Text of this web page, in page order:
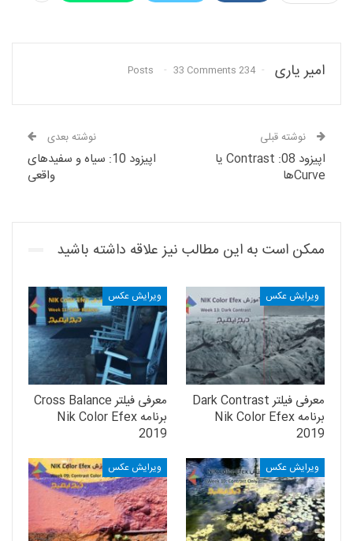
امیر یاری 234 Posts
33 Comments
نوشته قبلی
اپیزود 08: Contrast یا
Curveها
نوشته بعدی
اپیزود 10: سیاه و سفید‌های
واقعی
ممکن است به این مطالب نیز علاقه داشته باشید
ویرایش عکس
معرفی فیلتر Dark Contrast
برنامه Nik Color Efex
2019
ویرایش عکس
معرفی فیلتر Cross Balance
برنامه Nik Color Efex
2019
ویرایش عکس ویرایش عکس